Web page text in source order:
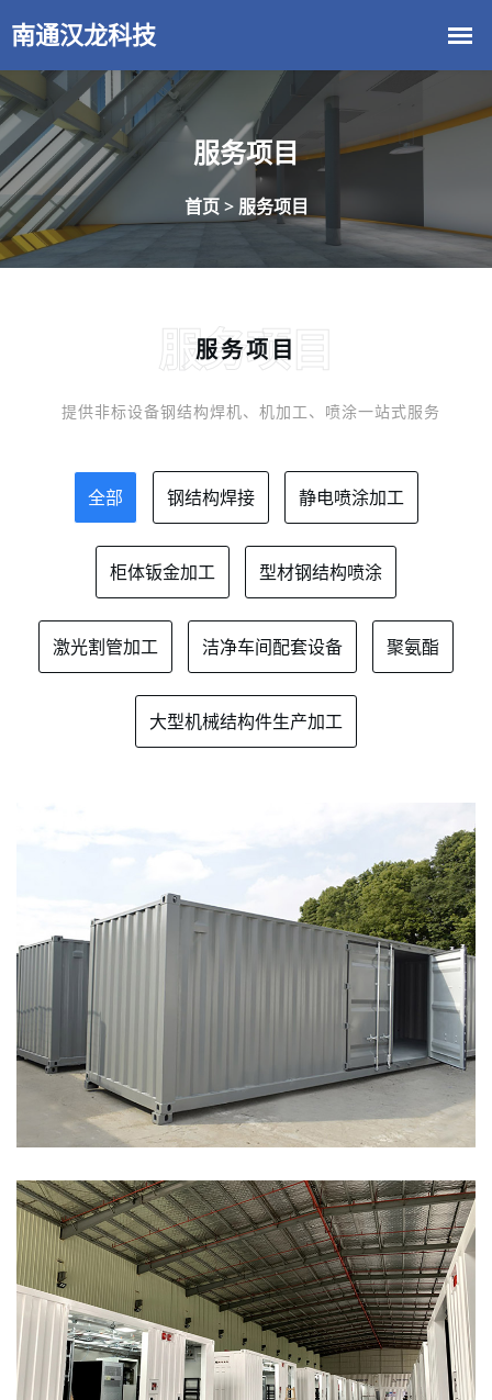
服务项目
首页 > 服务项目
服务项目
提供非标设备钢结构焊机、机加工、喷涂一站式服务
服务项目
全部 钢结构焊接 静电喷涂加工
柜体钣金加工 型材钢结构喷涂
激光割管加工 洁净车间配套设备 聚氨酯
大型机械结构件生产加工